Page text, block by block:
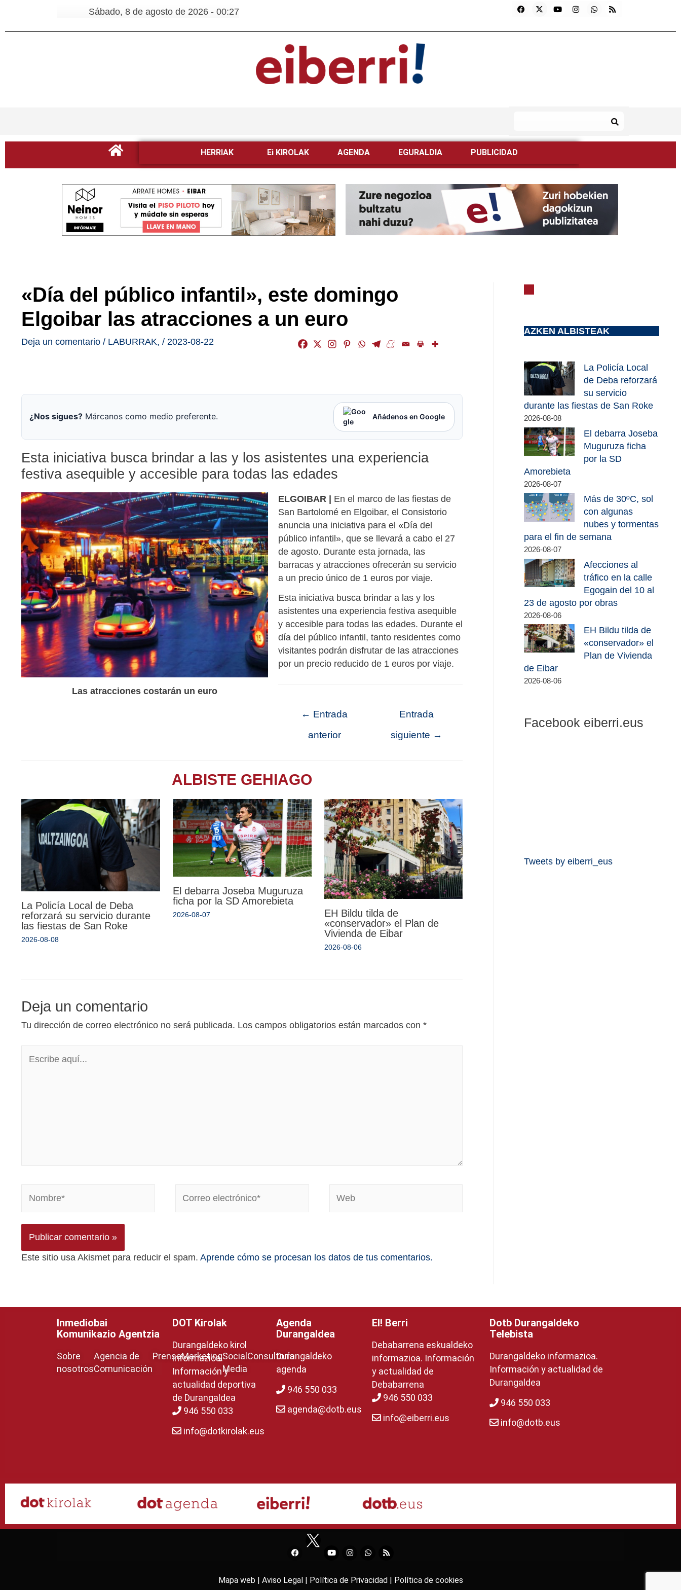
Sábado, 8 de agosto de 2026 - 00:27
HERRIAK Ei KIROLAK AGENDA EGURALDIA PUBLICIDAD
«Día del público infantil», este domingo
Elgoibar las atracciones a un euro
Deja un comentario / LABURRAK, / 2023-08-22
¿Nos sigues? Márcanos como medio preferente. Añádenos en Google
Esta iniciativa busca brindar a las y los asistentes una experiencia
festiva asequible y accesible para todas las edades
Las atracciones costarán un euro
ELGOIBAR | En el marco de las fiestas de
San Bartolomé en Elgoibar, el Consistorio
anuncia una iniciativa para el «Día del
público infantil», que se llevará a cabo el 27
de agosto. Durante esta jornada, las
barracas y atracciones ofrecerán su servicio
a un precio único de 1 euros por viaje.
Esta iniciativa busca brindar a las y los
asistentes una experiencia festiva asequible
y accesible para todas las edades. Durante el
día del público infantil, tanto residentes como
visitantes podrán disfrutar de las atracciones
por un precio reducido de 1 euros por viaje.
← Entrada
anterior
Entrada
siguiente →
ALBISTE GEHIAGO
La Policía Local de Deba
reforzará su servicio durante
las fiestas de San Roke
2026-08-08
El debarra Joseba Muguruza
ficha por la SD Amorebieta
2026-08-07
EH Bildu tilda de
«conservador» el Plan de
Vivienda de Eibar
2026-08-06
Deja un comentario
Tu dirección de correo electrónico no será publicada. Los campos obligatorios están marcados con *
Este sitio usa Akismet para reducir el spam. Aprende cómo se procesan los datos de tus comentarios.
AZKEN ALBISTEAK
La Policía Local
de Deba reforzará
su servicio
durante las fiestas de San Roke
2026-08-08
El debarra Joseba
Muguruza ficha
por la SD
Amorebieta
2026-08-07
Más de 30ºC, sol
con algunas
nubes y tormentas
para el fin de semana
2026-08-07
Afecciones al
tráfico en la calle
Egogain del 10 al
23 de agosto por obras
2026-08-06
EH Bildu tilda de
«conservador» el
Plan de Vivienda
de Eibar
2026-08-06
Facebook eiberri.eus
Tweets by eiberri_eus
Inmediobai
Komunikazio Agentzia
Sobre
nosotros
Agencia de
Comunicación
PrensaMarketingSocial
Media
Consultoría
DOT Kirolak
Durangaldeko kirol
informazioa.
Información y
actualidad deportiva
de Durangaldea
946 550 033
info@dotkirolak.eus
Agenda
Durangaldea
Durangaldeko
agenda
946 550 033
agenda@dotb.eus
EI! Berri
Debabarrena eskualdeko
informazioa. Información
y actualidad de
Debabarrena
946 550 033
info@eiberri.eus
Dotb Durangaldeko
Telebista
Durangaldeko informazioa.
Información y actualidad de
Durangaldea
946 550 033
info@dotb.eus
Mapa web | Aviso Legal | Política de Privacidad | Política de cookies